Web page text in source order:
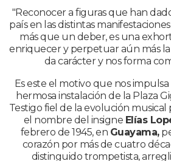
"Reconocer a figuras que han
país en las distintas
más que un deber, es una
enriquecer y perpetuar aún más la
da carácter y nos forma
Es este el motivo que nos
hermosa instalación de la Plaza
Testigo fiel de la evolución
el nombre del insigne Elías
febrero de 1945, en Guayama,
corazón por más de cuatro
distinguido trompetista,